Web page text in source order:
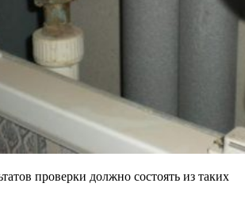
проверки должно состоять из таких